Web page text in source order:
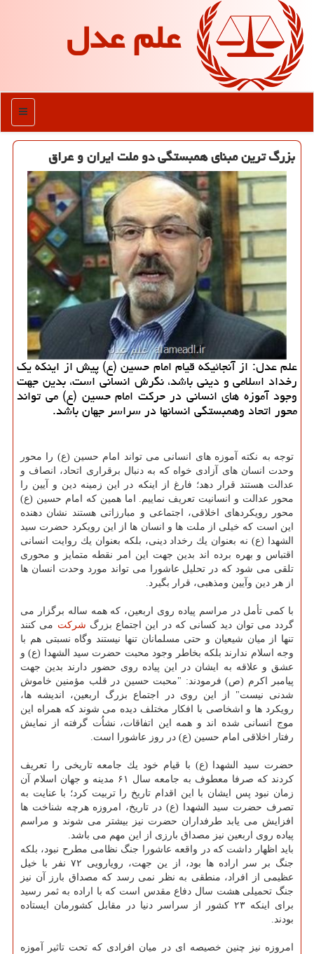
علم عدل
منو
بزرگ ترین مبنای همبستگی دو ملت ایران و عراق
علم عدل: از آنجائیكه قیام امام حسین (ع) پیش از اینكه یك
رخداد اسلامی و دینی باشد، نگرش انسانی است، بدین جهت
وجود آموزه های انسانی در حركت امام حسین (ع) می تواند
محور اتحاد وهمبستگی انسانها در سراسر جهان باشد.
توجه به نكته آموزه های انسانی می تواند امام حسین (ع) را محور
وحدت انسان های آزادی خواه كه به دنبال برقراری اتحاد، انصاف و
عدالت هستند قرار دهد؛ فارغ از اینكه در این زمینه دین و آیین را
محور عدالت و انسانیت تعریف نماییم. اما همین كه امام حسین (ع)
محور رویكردهای اخلاقی، اجتماعی و مبارزاتی هستند نشان دهنده
این است كه خیلی از ملت ها و انسان ها از این رویكرد حضرت سید
الشهدا (ع) نه بعنوان یك رخداد دینی، بلكه بعنوان یك روایت انسانی
اقتباس و بهره برده اند بدین جهت این امر نقطه متمایز و محوری
تلقی می شود كه در تحلیل عاشورا می تواند مورد وحدت انسان ها
از هر دین وآیین ومذهبی، قرار بگیرد.
با كمی تأمل در مراسم پیاده روی اربعین، كه همه ساله برگزار می
گردد می توان دید كسانی كه در این اجتماع بزرگ شركت می كنند
تنها از میان شیعیان و حتی مسلمانان تنها نیستند وگاه نسبتی هم با
وجه اسلام ندارند بلكه بخاطر وجود محبت حضرت سید الشهدا (ع) و
عشق و علاقه به ایشان در این پیاده روی حضور دارند بدین جهت
پیامبر اكرم (ص) فرمودند: "محبت حسین در قلب مؤمنین خاموش
شدنی نیست" از این روی در اجتماع بزرگ اربعین، اندیشه ها،
رویكرد ها و اشخاصی با افكار مختلف دیده می شوند كه همراه این
موج انسانی شده اند و همه این اتفاقات، نشاُت گرفته از نمایش
رفتار اخلاقی امام حسین (ع) در روز عاشورا است.
حضرت سید الشهدا (ع) با قیام خود یك جامعه تاریخی را تعریف
كردند كه صرفا معطوف به جامعه سال ۶۱ مدینه و جهان اسلام آن
زمان نبود پس ایشان با این اقدام تاریخ را تربیت كرد؛ با عنایت به
تصرف حضرت سید الشهدا (ع) در تاریخ، امروزه هرچه شناخت ها
افزایش می یابد طرفداران حضرت نیز بیشتر می شوند و مراسم
پیاده روی اربعین نیز مصداق بارزی از این مهم می باشد.
باید اظهار داشت كه در واقعه عاشورا جنگ نظامی مطرح نبود، بلكه
جنگ بر سر اراده ها بود، از ین جهت، رویارویی ۷۲ نفر با خیل
عظیمی از افراد، منطقی به نظر نمی رسد كه مصداق بارز آن نیز
جنگ تحمیلی هشت سال دفاع مقدس است كه با اراده به ثمر رسید
برای اینكه ۲۳ كشور از سراسر دنیا در مقابل كشورمان ایستاده
بودند.
امروزه نیز چنین خصیصه ای در میان افرادی كه تحت تاثیر آموزه